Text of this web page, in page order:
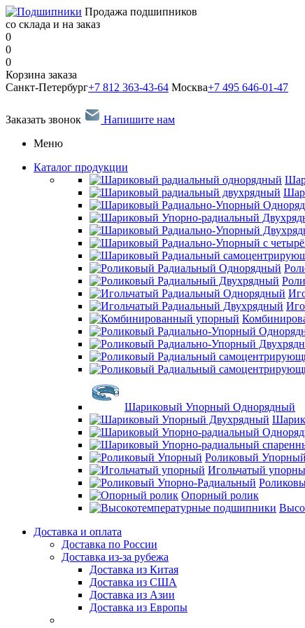
Продажа подшипников
со склада и на заказ
0
0
0
Корзина заказа
Санкт-Петербург+7 812 363-43-64 Москва+7 495 646-01-47
Заказать звонок
Напишите нам
Меню
Каталог продукции
Шариковый Упорный Однорядный
Роликовый Упорный
Игольчатый
Опорный ролик
Доставка и оплата
Доставка по России
Доставка из-за рубежа
Доставка из Китая
Доставка из США
Доставка из Азии
Доставка из Европы